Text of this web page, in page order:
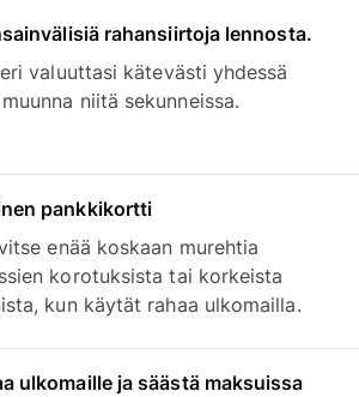
rahansiirtoja lennosta.
valuuttasi kätevästi yhdessä
niitä sekunneissa.
pankkikortti
enää koskaan murehtia
korotuksista tai korkeista
kun käytät rahaa ulkomailla.
ulkomaille ja säästä maksuissa